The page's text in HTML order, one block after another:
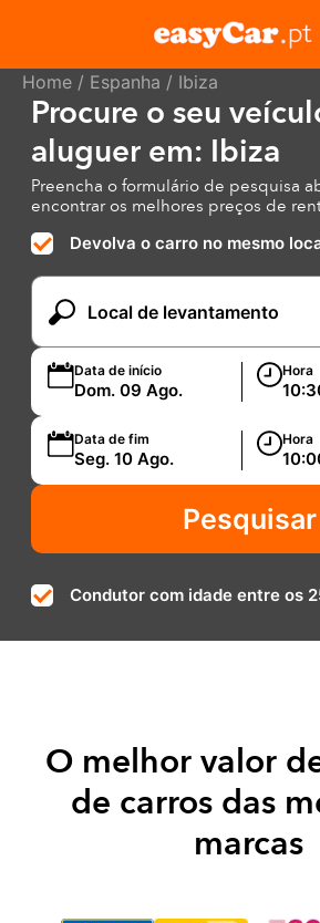
Home / Espanha / Ibiza
Procure o seu
aluguer em: Ibiza
Preencha o formulário de pesquisa
encontrar os melhores preços de
Devolva o carro no mesmo
Data de início Hora
Data de fim Hora
Condutor com idade entre os
O melhor valor
de carros das
marcas